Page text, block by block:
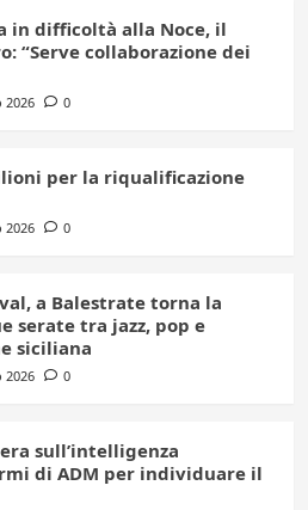
in difficoltà alla Noce, il
“Serve collaborazione dei
2026 0
per la riqualificazione
2026 0
a Balestrate torna la
serate tra jazz, pop e
siciliana
2026 0
sull’intelligenza
di ADM per individuare il